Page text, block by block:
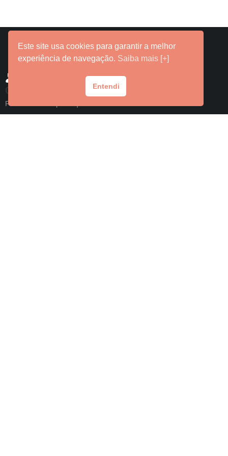
Contato
Fale com o Grupo Laços
Este site usa cookies para garantir a melhor
experiência de navegação. Saiba mais [+]
Entendi